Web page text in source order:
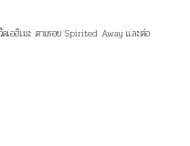
อฮิเมะ ตามรอย Spirited Away เเละต่อ